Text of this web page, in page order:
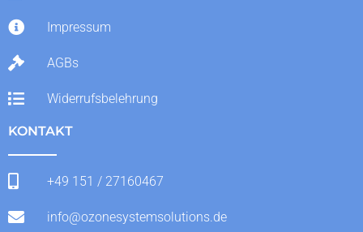
Impressum
AGBs
Widerrufsbelehrung
KONTAKT
+49 151 / 27160467
info@ozonesystemsolutions.de